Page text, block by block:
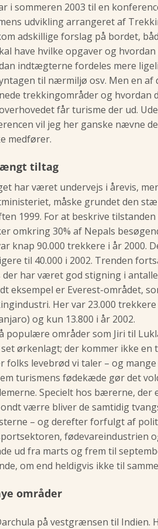
i sommeren 2003 til en
udvikling arrangeret af
adskillige forslag på bordet,
have hvilke opgaver og
indtægterne fordeles mere
til nærmiljø osv. Men en af
trekkingområder og hvordan
får turisme der ud.
vil jeg her ganske nævne
medfører.
tiltag
har været undervejs i årevis,
måske grundet den
1999. For at beskrive
omkring 30% af Nepals
knap 90.000 trekkere i år 2000.
til 40.000 i 2002. Trenden
der har været god stigning i
eksempel er Everest-området,
Her var 23.000 trekkere
og kun 13.800 i år 2002.
populære områder som Jiri til
ørkenlagt; der kommer ikke en
folks levebrød vi taler – og
turismens fødekæde gør det
Specielt hos bærerne, der
værre bliver de samtidig
– og derefter forfulgt af
fødevareindustrien
ud fra marts og frem til
om end heldigvis ikke til
områder
på vestgrænsen til Indien.